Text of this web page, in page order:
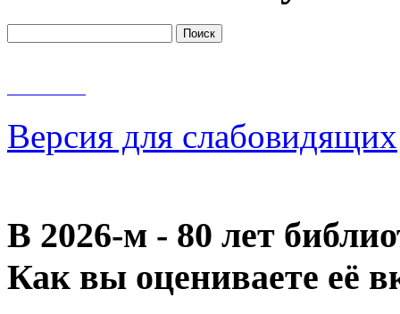
Версия для слабовидящих
В 2026‑м - 80 лет
Как вы оцениваете её